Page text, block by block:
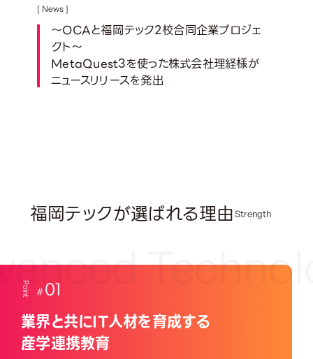
[ News ]
～OCAと福岡テック2校合同企業プロジェ
クト～
MetaQuest3を使った株式会社理経様が
ニュースリリースを発出
福岡テックが選ばれる理由Strength
Point 01
業界と共にIT人材を育成する
産学連携教育